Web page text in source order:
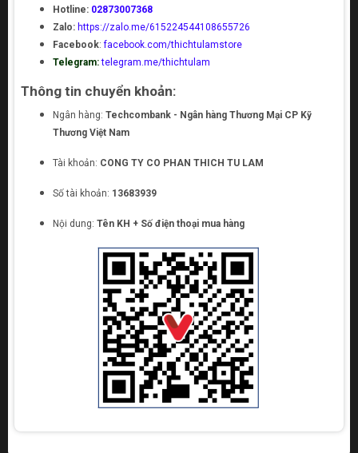
Hotline: 02873007368
Zalo: https://zalo.me/615224544108655726
Facebook:facebook.com/thichtulamstore
Telegram: telegram.me/thichtulam
Thông tin chuyển khoản:
Ngân hàng: Techcombank - Ngân hàng Thương Mại CP Kỹ
Thương Việt Nam
Tài khoản: CONG TY CO PHAN THICH TU LAM
Số tài khoản: 13683939
Nội dung: Tên KH + Số điện thoại mua hàng